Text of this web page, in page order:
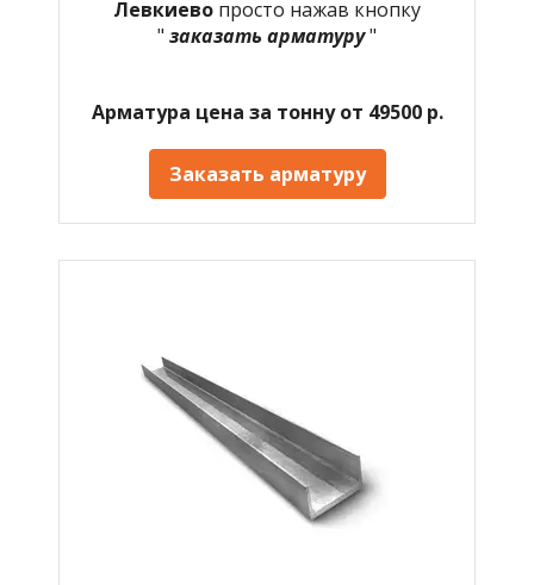
Левкиево просто нажав кнопку
" заказать арматуру"
Арматура цена за тонну от 49500 р.
Заказать арматуру